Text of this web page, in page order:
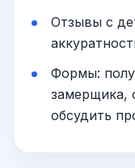
Отзывы с
Формы:
замерщика,
обсудить